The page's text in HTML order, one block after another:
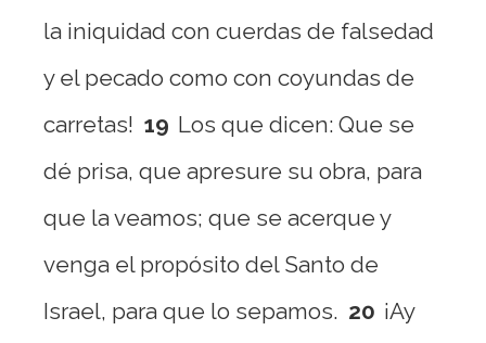
la iniquidad con cuerdas de falsedad
y el pecado como con coyundas de
carretas! 19 Los que dicen: Que se
dé prisa, que apresure su obra, para
que la veamos; que se acerque y
venga el propósito del Santo de
Israel, para que lo sepamos. 20 ¡Ay